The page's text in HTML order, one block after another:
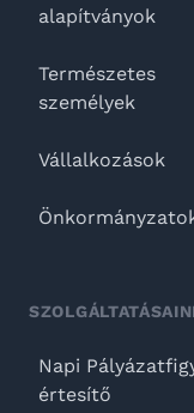
alapítványok
Természetes
személyek
Vállalkozások
Napi
értesítő